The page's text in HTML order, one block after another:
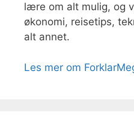
lære om alt mulig, og
økonomi, reisetips,
alt annet.
Les mer om